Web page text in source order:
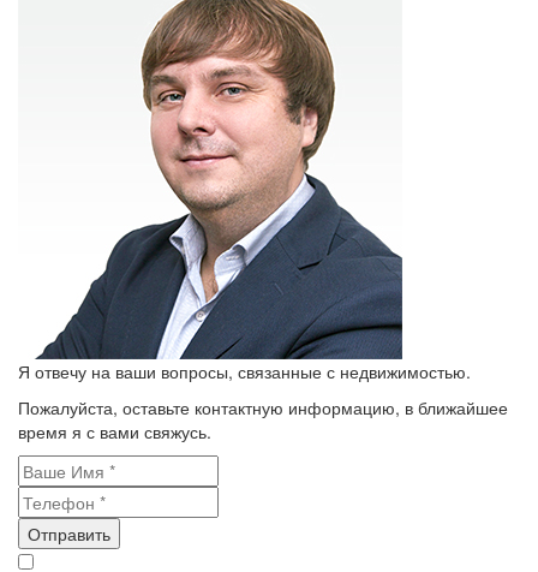
Я отвечу на ваши вопросы, связанные с недвижимостью.
Пожалуйста, оставьте контактную информацию, в ближайшее
время я с вами свяжусь.
Отправить